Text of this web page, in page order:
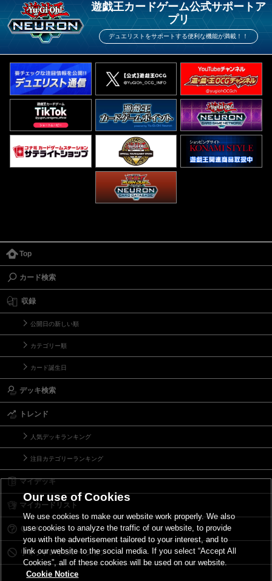
遊戯王カードゲーム公式サポートア
プリ
デュエリストをサポートする便利な機能が満載！！
Top
カード検索
収録
公開日の新しい順
カテゴリー順
カード誕生日
デッキ検索
トレンド
人気デッキランキング
注目カテゴリーランキング
マイデッキ
マイカードリスト
Ｑ＆Ａ
リミットレギュレーション
Our use of Cookies
We use cookies to make our website work properly. We also
use cookies to analyze the traffic of our website, to provide
you with the advertisement tailored to your interest, and to
link our website to the social media. If you select “Accept All
Cookies”, all of these cookies will be used on our website.
Cookie Notice